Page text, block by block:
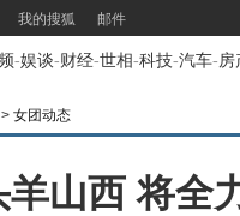
我的搜狐 邮件
-娱谈-财经-世相-科技-汽车-房
> 女团动态
山西 将全